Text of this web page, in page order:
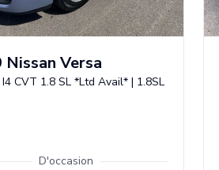
Nissan Versa
CVT 1.8 SL *Ltd Avail* | 1.8SL
D'occasion